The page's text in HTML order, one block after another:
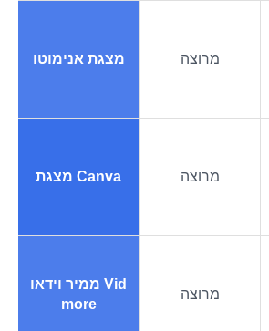
מצגת אנימוטו מרוצה
מצגת Canva מרוצה
ממיר וידאו Vid
more
מרוצה